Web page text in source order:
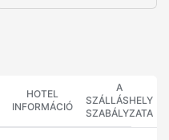
HOTEL
INFORMÁCIÓ
A
SZÁLLÁSHELY
SZABÁLYZATA